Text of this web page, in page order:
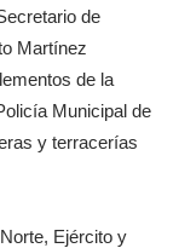
de
Martínez
de la
Municipal de
y terracerías
Ejército y